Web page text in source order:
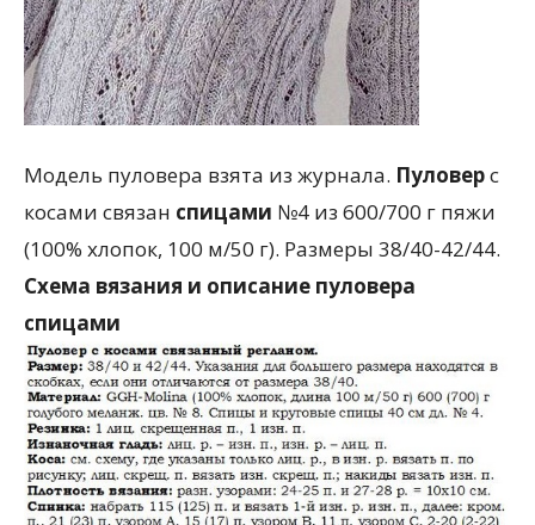
Модель пуловера взята из журнала. Пуловерс
косами связан спицами №4 из 600/700 г пяжи
(100% хлопок, 100 м/50 г). Размеры 38/40-42/44.
Схема вязания и описание пуловера
спицами